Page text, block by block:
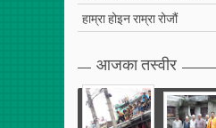
हाम्रा होइन राम्रा रोजौं
आजका तस्वीर